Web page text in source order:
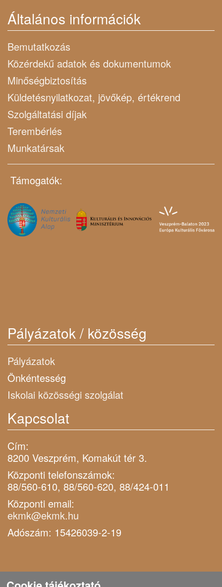
Általános információk
Bemutatkozás
Közérdekű adatok és dokumentumok
Minőségbiztosítás
Küldetésnyilatkozat, jövőkép, értékrend
Szolgáltatási díjak
Terembérlés
Munkatársak
Támogatók:
Pályázatok / közösség
Pályázatok
Önkéntesség
Iskolai közösségi szolgálat
Kapcsolat
Cím:
8200 Veszprém, Komakút tér 3.
Központi telefonszámok:
88/560-610, 88/560-620, 88/424-011
Központi email:
ekmk@ekmk.hu
Adószám: 15426039-2-19